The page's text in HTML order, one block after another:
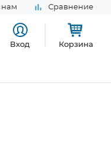
Сравнение
Вход Корзина